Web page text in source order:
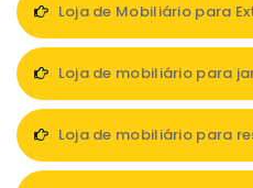
Loja de Mobiliário para
Loja de mobiliário para
Loja de mobiliário para